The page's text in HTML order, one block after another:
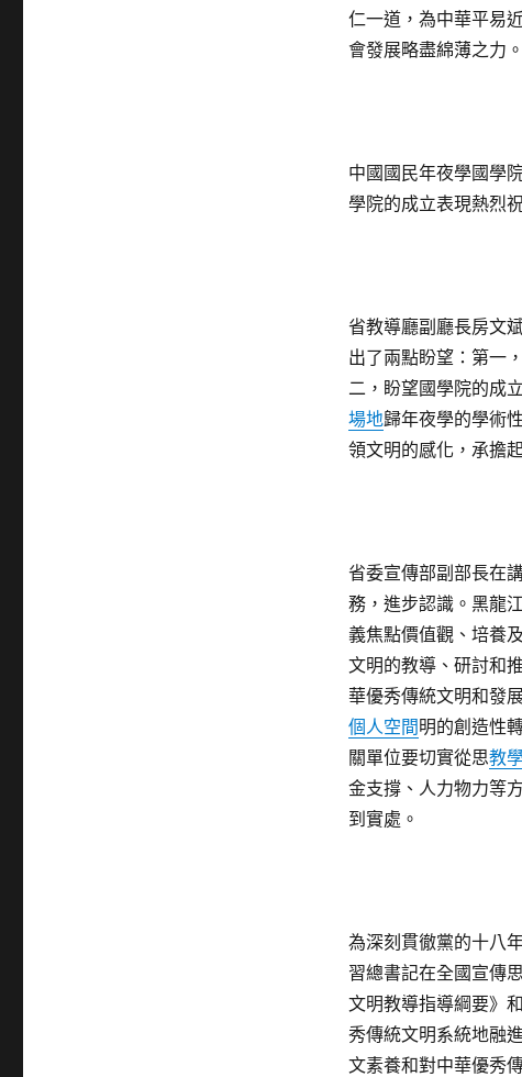
仁一道，為中華平易
會發展略盡綿薄之力。
中國國民年夜學國學
學院的成立表現熱烈
省教導廳副廳長房文
出了兩點盼望：第一
二，盼望國學院的成
場地歸年夜學的學術
領文明的感化，承擔
省委宣傳部副部長在
務，進步認識。黑龍
義焦點價值觀、培養
文明的教導、研討和
華優秀傳統文明和發
個人空間明的創造性
關單位要切實從思教
金支撐、人力物力等
到實處。
為深刻貫徹黨的十八
習總書記在全國宣傳
文明教導指導綱要》
秀傳統文明系統地融
文素養和對中華優秀